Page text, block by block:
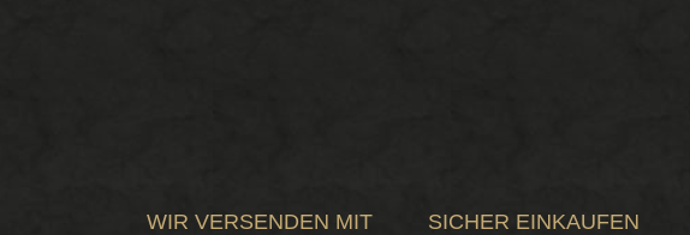
WIR VERSENDEN MIT SICHER EINKAUFEN